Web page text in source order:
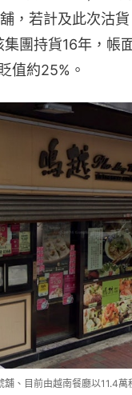
，若計及此次沽
集團持貨16年，帳
值約25%。
、目前由越南餐廳以11.4萬